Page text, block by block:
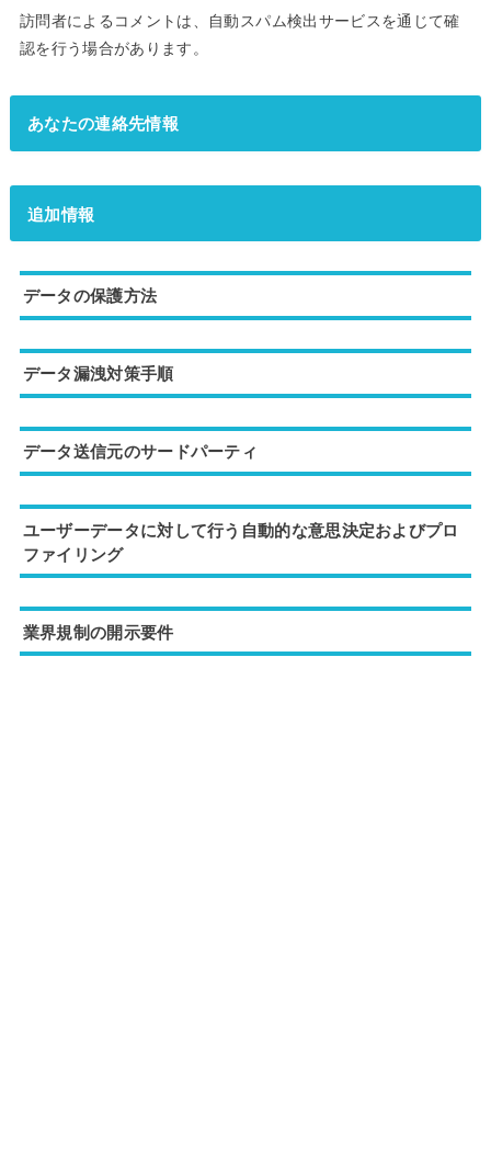
訪問者によるコメントは、自動スパム検出サービスを通じて確
認を行う場合があります。
あなたの連絡先情報
追加情報
データの保護方法
データ漏洩対策手順
データ送信元のサードパーティ
ユーザーデータに対して行う自動的な意思決定およびプロ
ファイリング
業界規制の開示要件